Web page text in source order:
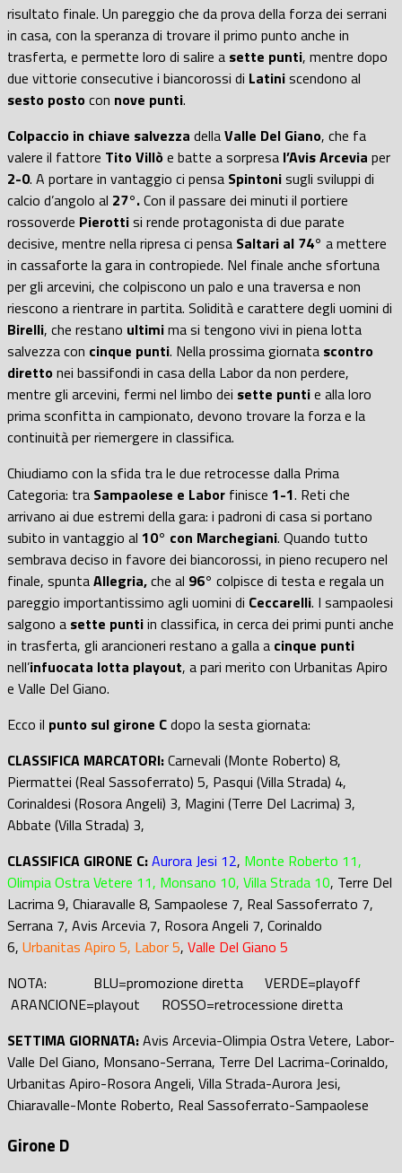
risultato finale. Un pareggio che da prova della forza dei serrani
in casa, con la speranza di trovare il primo punto anche in
trasferta, e permette loro di salire a sette punti, mentre dopo
due vittorie consecutive i biancorossi di Latiniscendono al
sesto postocon nove punti.
Colpaccio in chiave salvezza dellaValle Del Giano, che fa
valere il fattore Tito Villòe batte a sorpresa l’Avis Arcevia per
2-0. A portare in vantaggio ci pensa Spintonisugli sviluppi di
calcio d’angolo al 27°.Con il passare dei minuti il portiere
rossoverde Pierottisi rende protagonista di due parate
decisive, mentre nella ripresa ci pensa Saltari al 74° a mettere
in cassaforte la gara in contropiede. Nel finale anche sfortuna
per gli arcevini, che colpiscono un palo e una traversa e non
riescono a rientrare in partita. Solidità e carattere degli uomini di
Birelli, che restano ultimima si tengono vivi in piena lotta
salvezza con cinque punti. Nella prossima giornata scontro
direttonei bassifondi in casa della Labor da non perdere,
mentre gli arcevini, fermi nel limbo dei sette puntie alla loro
prima sconfitta in campionato, devono trovare la forza e la
continuità per riemergere in classifica.
Chiudiamo con la sfida tra le due retrocesse dalla Prima
Categoria: tra Sampaolese e Labor finisce 1-1. Reti che
arrivano ai due estremi della gara: i padroni di casa si portano
subito in vantaggio al 10° con Marchegiani. Quando tutto
sembrava deciso in favore dei biancorossi, in pieno recupero nel
finale, spuntaAllegria,che al 96° colpisce di testa e regala un
pareggio importantissimo agli uomini di Ceccarelli. I sampaolesi
salgono a sette puntiin classifica, in cerca dei primi punti anche
in trasferta, gli arancioneri restano a galla a cinque punti
nell’infuocata lotta playout, a pari merito con Urbanitas Apiro
e Valle Del Giano.
Ecco il punto sul girone Cdopo la sesta giornata:
CLASSIFICA MARCATORI:Carnevali (Monte Roberto) 8,
Piermattei (Real Sassoferrato) 5, Pasqui (Villa Strada) 4,
Corinaldesi (Rosora Angeli) 3, Magini (Terre Del Lacrima) 3,
Abbate (Villa Strada) 3,
CLASSIFICA GIRONE C:Aurora Jesi 12, Monte Roberto 11,
Olimpia Ostra Vetere 11, Monsano 10, Villa Strada 10, Terre Del
Lacrima 9, Chiaravalle 8, Sampaolese 7, Real Sassoferrato 7,
Serrana 7, Avis Arcevia 7, Rosora Angeli 7, Corinaldo
6, Urbanitas Apiro 5, Labor 5, Valle Del Giano 5
NOTA: BLU=promozione diretta VERDE=playoff
ARANCIONE=playout ROSSO=retrocessione diretta
SETTIMA GIORNATA:Avis Arcevia-Olimpia Ostra Vetere, Labor-
Valle Del Giano, Monsano-Serrana, Terre Del Lacrima-Corinaldo,
Urbanitas Apiro-Rosora Angeli, Villa Strada-Aurora Jesi,
Chiaravalle-Monte Roberto, Real Sassoferrato-Sampaolese
Girone D